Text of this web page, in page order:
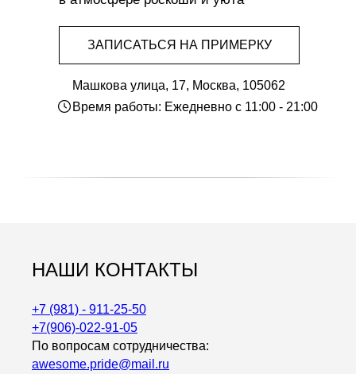
ЗАПИСАТЬСЯ НА ПРИМЕРКУ
Машкова улица, 17, Москва, 105062
Время работы: Ежедневно с 11:00 - 21:00
НАШИ КОНТАКТЫ
+7 (981) - 911-25-50
+7(906)-022-91-05
По вопросам сотрудничества:
awesome.pride@mail.ru